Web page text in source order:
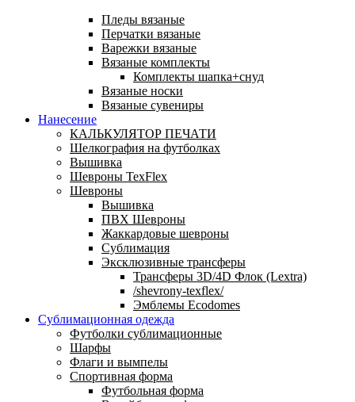
Пледы вязаные
Перчатки вязаные
Варежки вязаные
Вязаные комплекты
Комплекты шапка+снуд
Вязаные носки
Вязаные сувениры
Нанесение
КАЛЬКУЛЯТОР ПЕЧАТИ
Шелкография на футболках
Вышивка
Шевроны TexFlex
Шевроны
Вышивка
ПВХ Шевроны
Жаккардовые шевроны
Сублимация
Эксклюзивные трансферы
Трансферы 3D/4D Флок (Lextra)
/shevrony-texflex/
Эмблемы Ecodomes
Сублимационная одежда
Футболки сублимационные
Шарфы
Флаги и вымпелы
Спортивная форма
Футбольная форма